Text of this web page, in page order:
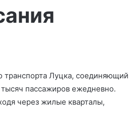
Луцка, соединяющий
пассажиров ежедневно.
через жилые кварталы,